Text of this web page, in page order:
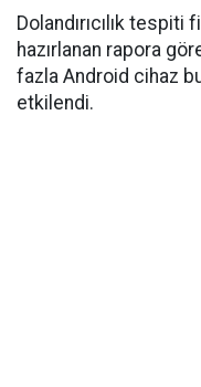
Dolandırıcılık tespiti
hazırlanan rapora
fazla Android cihaz
etkilendi.